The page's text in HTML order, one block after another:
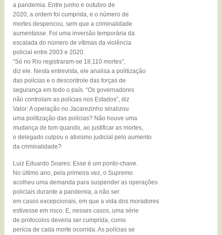
a pandemia. Entre junho e outubro de
2020, a ordem foi cumprida, e o número de
mortes despencou, sem que a criminalidade
aumentasse. Foi uma inversão temporária da
escalada do número de vítimas da violência
policial entre 2003 e 2020.
“Só no Rio registraram-se 18.110 mortes”,
diz ele. Nesta entrevista, ele analisa a politização
das polícias e o descontrole das forças de
segurança em todo o país. “Os governadores
não controlam as polícias nos Estados”, diz
Valor: A operação no Jacarezinho sinalizou
uma politização das polícias? Não houve uma
mudança de tom quando, ao justificar as mortes,
o delegado culpou o ativismo judicial pelo aumento
da criminalidade?
Luiz Eduardo Soares: Esse é um ponto-chave.
No último ano, pela primeira vez, o Supremo
acolheu uma demanda para suspender as operações
policiais durante a pandemia, a não ser
em casos excepcionais, em que a vida dos moradores
estivesse em risco. E, nesses casos, uma série
de protocolos deveria ser cumprida, como
perícia de cada morte ocorrida. As polícias se